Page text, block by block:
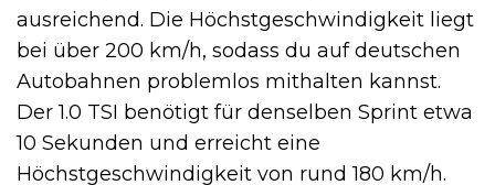
ausreichend. Die Höchstgeschwindigkeit liegt
bei über 200 km/h, sodass du auf deutschen
Autobahnen problemlos mithalten kannst.
Der 1.0 TSI benötigt für denselben Sprint etwa
10 Sekunden und erreicht eine
Höchstgeschwindigkeit von rund 180 km/h.